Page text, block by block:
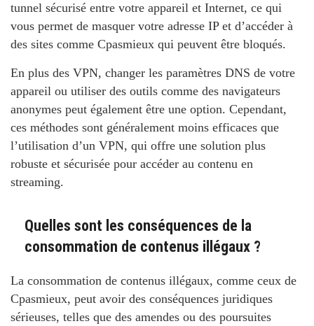
tunnel sécurisé entre votre appareil et Internet, ce qui
vous permet de masquer votre adresse IP et d’accéder à
des sites comme Cpasmieux qui peuvent être bloqués.
En plus des VPN, changer les paramètres DNS de votre
appareil ou utiliser des outils comme des navigateurs
anonymes peut également être une option. Cependant,
ces méthodes sont généralement moins efficaces que
l’utilisation d’un VPN, qui offre une solution plus
robuste et sécurisée pour accéder au contenu en
streaming.
Quelles sont les conséquences de la
consommation de contenus illégaux ?
La consommation de contenus illégaux, comme ceux de
Cpasmieux, peut avoir des conséquences juridiques
sérieuses, telles que des amendes ou des poursuites